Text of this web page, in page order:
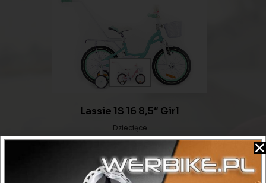
Lassie 1S 16 8,5″ Girl
Dziecięce
699,00zł